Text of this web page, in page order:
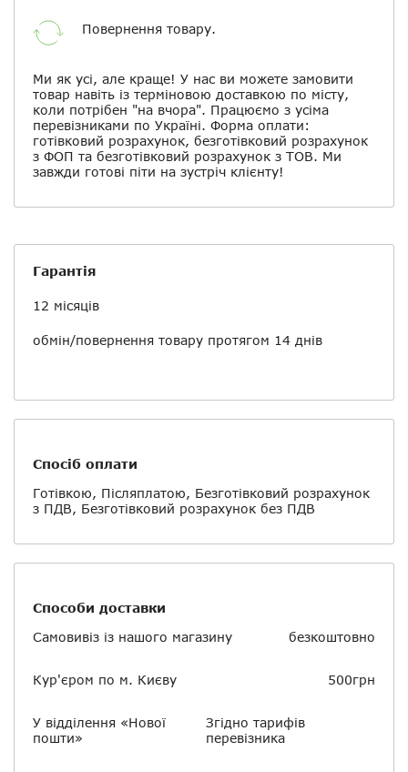
Повернення товару.
Ми як усі, але краще! У нас ви можете замовити
товар навіть із терміновою доставкою по місту,
коли потрібен "на вчора". Працюємо з усіма
перевізниками по Україні. Форма оплати:
готівковий розрахунок, безготівковий розрахунок
з ФОП та безготівковий розрахунок з ТОВ. Ми
завжди готові піти на зустріч клієнту!
Гарантія
12 місяців
обмін/повернення товару протягом 14 днів
Спосіб оплати
Готівкою, Післяплатою, Безготівковий розрахунок
з ПДВ, Безготівковий розрахунок без ПДВ
Способи доставки
Самовивіз із нашого магазину
безкоштовно
Кур'єром по м. Києву 500грн
У відділення «Нової
пошти»
Згідно тарифів
перевізника